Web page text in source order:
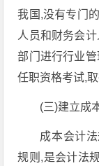
我国,没有专门
人员和财务会
部门进行行业
任职资格考试,
(三)建立成
成本会计
规则,是会计法